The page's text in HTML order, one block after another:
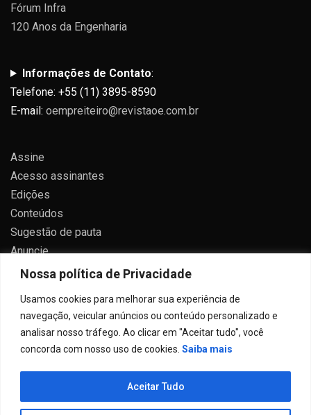
Nossa política de Privacidade
Usamos cookies para melhorar sua experiência de
navegação, veicular anúncios ou conteúdo personalizado e
analisar nosso tráfego. Ao clicar em "Aceitar tudo", você
concorda com nosso uso de cookies. Saiba mais
Aceitar Tudo
Fórum Infra
120 Anos da Engenharia
Informações de Contato:
Telefone: +55 (11) 3895-8590
E-mail: oempreiteiro@revistaoe.com.br
Assine
Acesso assinantes
Edições
Conteúdos
Sugestão de pauta
Anuncie
Contato
Todos direitos reservados 2024.
Proudly powered by WordPress|Theme: Allure News